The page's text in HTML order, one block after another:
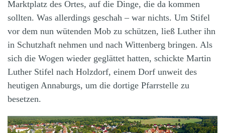
Marktplatz des Ortes, auf die Dinge, die da kommen
sollten. Was allerdings geschah – war nichts. Um Stifel
vor dem nun wütenden Mob zu schützen, ließ Luther ihn
in Schutzhaft nehmen und nach Wittenberg bringen. Als
sich die Wogen wieder geglättet hatten, schickte Martin
Luther Stifel nach Holzdorf, einem Dorf unweit des
heutigen Annaburgs, um die dortige Pfarrstelle zu
besetzen.